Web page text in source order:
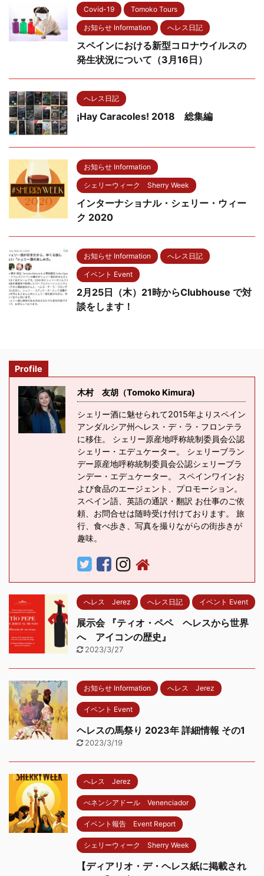
Covid-19 Tomoko Tours
お知らせ Information へレス日記
スペインにおける新型コロナウイルスの
発生状況について（3月16日）
へレス日記
¡Hay Caracoles! 2018 総集編
お知らせ Information
シェリーウィーク Sherry Week
インターナショナル・シェリー・ウィー
ク 2020
お知らせ Information へレス日記
イベント Event
2月25日（木）21時からClubhouse で対
談をします！
Profile
木村 友胡（Tomoko Kimura)
シェリー酒に魅せられて2015年よりスペイン
アンダルシア州へレス・デ・ラ・フロンテラ
に移住。 シェリー原産地呼称統制委員会公認
シェリー・エデュケーター。 シェリーブラン
デー原産地呼称統制委員会公認シェリーブラ
ンデー・エデュケーター。 スペインワインお
よび食品のエージェント、プロモーション。
スペイン語、英語の通訳・翻訳 お仕事のご依
頼、お問合せは随時受け付けております。 旅
行、食べ歩き、写真を撮りながらの街歩きが
趣味。
へレス Jerez へレス日記 イベント Event
展示会 『ティオ・ペペ ヘレスから世界
へ アイコンの歴史』
2023/3/27
お知らせ Information へレス Jerez
イベント Event
ヘレスの馬祭り 2023年 詳細情報 その1
2023/3/19
へレス Jerez
べネンシアドール Venenciador
イベント報告 Event Report
シェリーウィーク Sherry Week
【ディアリオ・デ・ヘレス紙に掲載され